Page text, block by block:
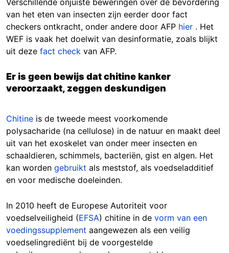
Verschillende onjuiste beweringen over de bevordering
van het eten van insecten zijn eerder door fact
checkers ontkracht, onder andere door AFP hier . Het
WEF is vaak het doelwit van desinformatie, zoals blijkt
uit deze fact check van AFP.
Er is geen bewijs dat chitine kanker
veroorzaakt, zeggen deskundigen
Chitine is de tweede meest voorkomende
polysacharide (na cellulose) in de natuur en maakt deel
uit van het exoskelet van onder meer insecten en
schaaldieren, schimmels, bacteriën, gist en algen. Het
kan worden gebruikt als meststof, als voedseladditief
en voor medische doeleinden.
In 2010 heeft de Europese Autoriteit voor
voedselveiligheid (EFSA) chitine in de vorm van een
voedingssupplement aangewezen als een veilig
voedselingrediënt bij de voorgestelde